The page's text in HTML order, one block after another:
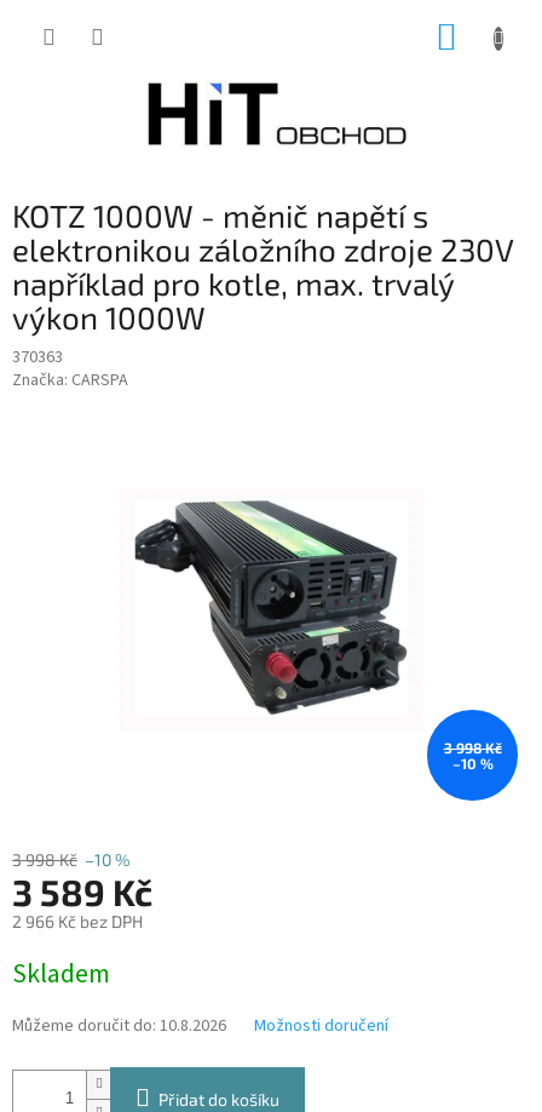
KOTZ 1000W - měnič napětí s
elektronikou záložního zdroje 230V
například pro kotle, max. trvalý
výkon 1000W
370363
Značka: CARSPA
3 998 Kč
–10 %
3 998 Kč –10 %
3 589 Kč
2 966 Kč bez DPH
cena:
Skladem
Můžeme doručit do: 10.8.2026 Možnosti doručení
Přidat do košíku